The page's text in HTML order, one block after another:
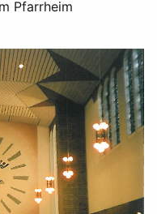
Pfarrheim